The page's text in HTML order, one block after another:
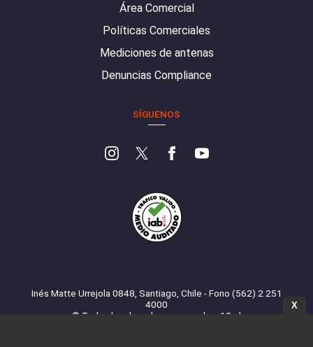
Área Comercial
Políticas Comerciales
Mediciones de antenas
Denuncias Compliance
SÍGUENOS
Inés Matte Urrejola 0848, Santiago, Chile - Fono (562) 2 251
4000
© Todos los derechos reservados. 13.cl
X